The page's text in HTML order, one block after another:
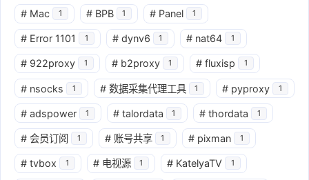
# Mac 1 # BPB 1 # Panel 1
# Error 1101 1 # dynv6 1 # nat64 1
# 922proxy 1 # b2proxy 1 # fluxisp 1
# nsocks 1 # 数据采集代理工具 1 # pyproxy 1
# adspower 1 # talordata 1 # thordata 1
# 会员订阅 1 # 账号共享 1 # pixman 1
# tvbox 1 # 电视源 1 # KatelyaTV 1